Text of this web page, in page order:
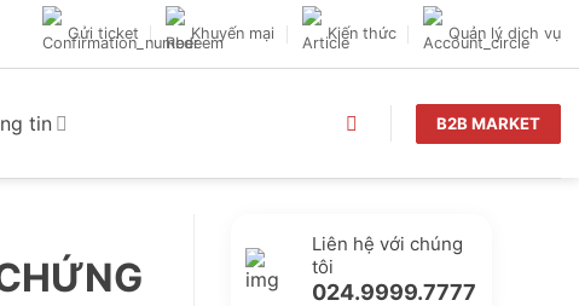
Gửi ticket Khuyến mại Kiến thức Quản lý dịch vụ
tin B2B MARKET
Liên hệ với chúng
tôi
024.9999.7777